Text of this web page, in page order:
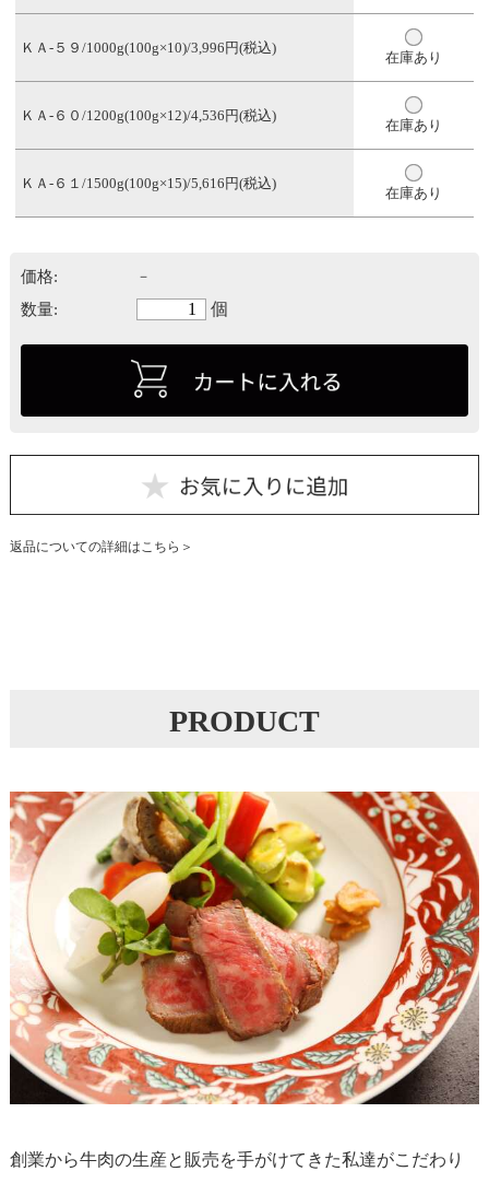
ＫＡ-５９/1000g(100g×10)/3,996円(税込)
在庫あり
ＫＡ-６０/1200g(100g×12)/4,536円(税込)
在庫あり
ＫＡ-６１/1500g(100g×15)/5,616円(税込)
在庫あり
価格: －
数量: 個
返品についての詳細はこちら
PRODUCT
創業から牛肉の生産と販売を手がけてきた私達がこだわり